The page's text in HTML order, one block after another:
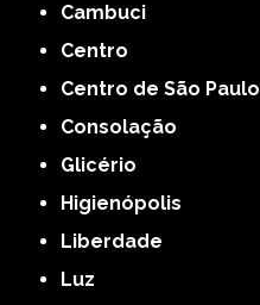
Cambuci
Centro
Centro de São Paulo
Consolação
Glicério
Higienópolis
Liberdade
Luz